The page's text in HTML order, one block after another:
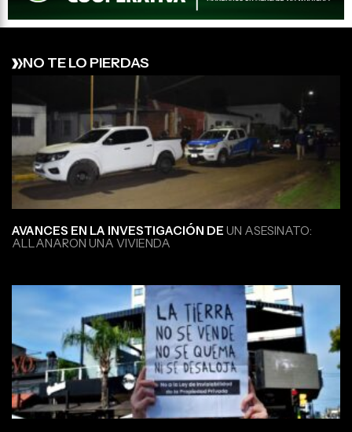
NO TE LO PIERDAS
AVANCES EN LA INVESTIGACIÓN DE UN ASESINATO:
ALLANARON UNA VIVIENDA